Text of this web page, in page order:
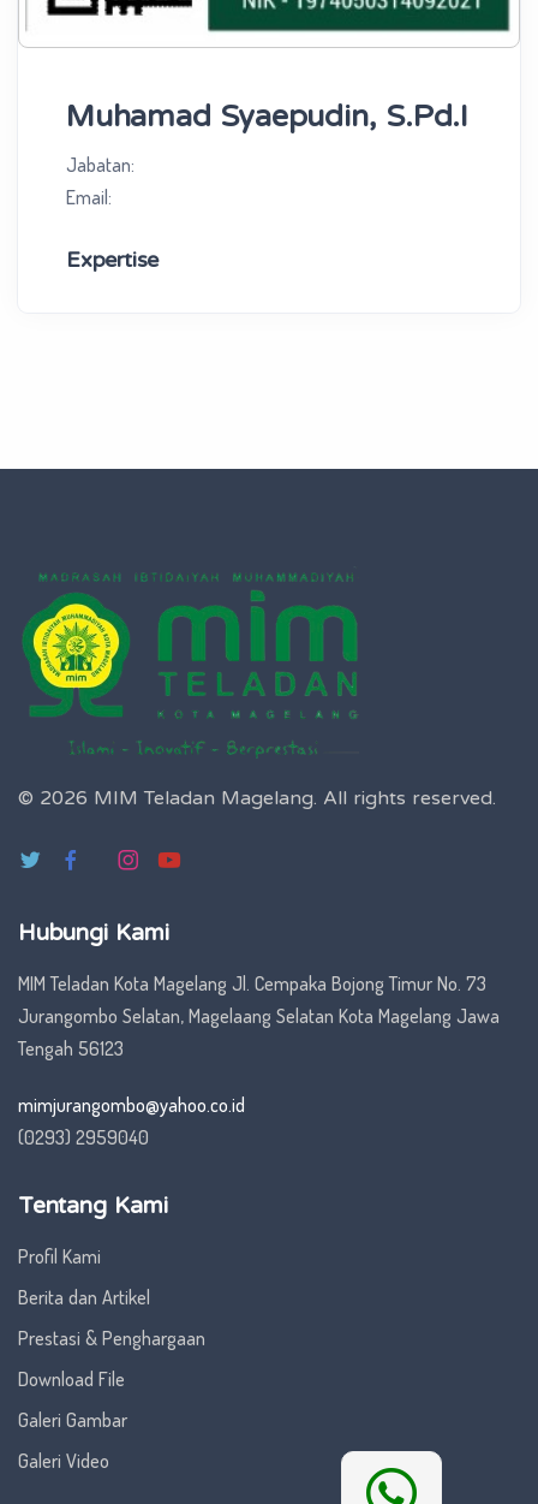
Muhamad Syaepudin, S.Pd.I
Jabatan:
Email:
Expertise
© 2026 MIM Teladan Magelang. All rights reserved.
Hubungi Kami
MIM Teladan Kota Magelang Jl. Cempaka Bojong Timur No. 73
Jurangombo Selatan, Magelaang Selatan Kota Magelang Jawa
Tengah 56123
mimjurangombo@yahoo.co.id
(0293) 2959040
Tentang Kami
Profil Kami
Berita dan Artikel
Prestasi & Penghargaan
Download File
Galeri Gambar
Galeri Video